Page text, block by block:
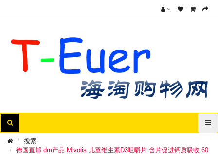
搜索
德国直邮 dm产品 Mivolis 儿童维生素D3咀嚼片 含片促进钙质吸收 60